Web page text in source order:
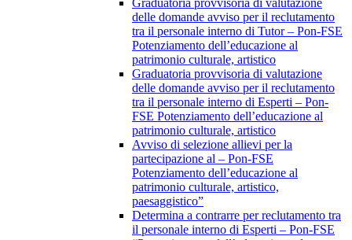
Graduatoria provvisoria di valutazione
delle domande avviso per il reclutamento
tra il personale interno di Tutor – Pon-FSE
Potenziamento dell’educazione al
patrimonio culturale, artistico
Graduatoria provvisoria di valutazione
delle domande avviso per il reclutamento
tra il personale interno di Esperti – Pon-
FSE Potenziamento dell’educazione al
patrimonio culturale, artistico
Avviso di selezione allievi per la
partecipazione al – Pon-FSE
Potenziamento dell’educazione al
patrimonio culturale, artistico,
paesaggistico”
Determina a contrarre per reclutamento tra
il personale interno di Esperti – Pon-FSE